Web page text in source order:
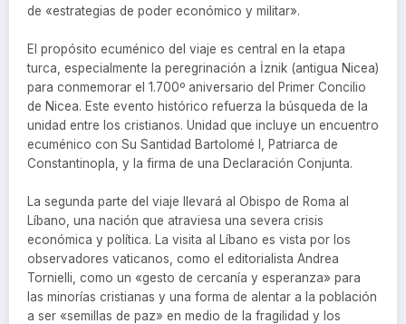
de «estrategias de poder económico y militar».
El propósito ecuménico del viaje es central en la etapa
turca, especialmente la peregrinación a İznik (antigua Nicea)
para conmemorar el 1.700º aniversario del Primer Concilio
de Nicea. Este evento histórico refuerza la búsqueda de la
unidad entre los cristianos. Unidad que incluye un encuentro
ecuménico con Su Santidad Bartolomé I, Patriarca de
Constantinopla, y la firma de una Declaración Conjunta.
La segunda parte del viaje llevará al Obispo de Roma al
Líbano, una nación que atraviesa una severa crisis
económica y política. La visita al Líbano es vista por los
observadores vaticanos, como el editorialista Andrea
Tornielli, como un «gesto de cercanía y esperanza» para
las minorías cristianas y una forma de alentar a la población
a ser «semillas de paz» en medio de la fragilidad y los